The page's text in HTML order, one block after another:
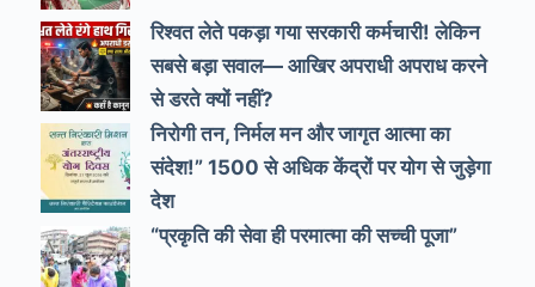
रिश्वत लेते पकड़ा गया सरकारी कर्मचारी! लेकिन
सबसे बड़ा सवाल— आखिर अपराधी अपराध करने
से डरते क्यों नहीं?
निरोगी तन, निर्मल मन और जागृत आत्मा का
संदेश!” 1500 से अधिक केंद्रों पर योग से जुड़ेगा
देश
“प्रकृति की सेवा ही परमात्मा की सच्ची पूजा”